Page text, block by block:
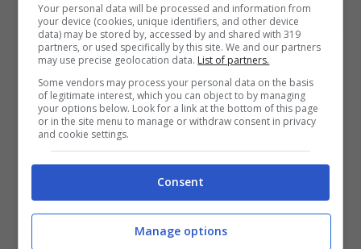
Mostra Informazioni
BONUS BENVENUTO GOLDBET: 2.050€
Fino a 2050€ sport e casino
2050€
VERIFICA
Your personal data will be processed and information from
your device (cookies, unique identifiers, and other device
data) may be stored by, accessed by and shared with 319
partners, or used specifically by this site. We and our partners
may use precise geolocation data. List of partners.
Some vendors may process your personal data on the basis
of legitimate interest, which you can object to by managing
your options below. Look for a link at the bottom of this page
or in the site menu to manage or withdraw consent in privacy
and cookie settings.
Consent
Manage options